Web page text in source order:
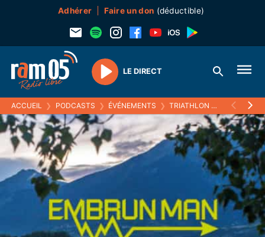
Adhérer Faire un don (déductible)
Play
LE DIRECT
ACCUEIL ❯ PODCASTS ❯ ÉVÉNEMENTS ❯ TRIATHLON EMBRUNMAN